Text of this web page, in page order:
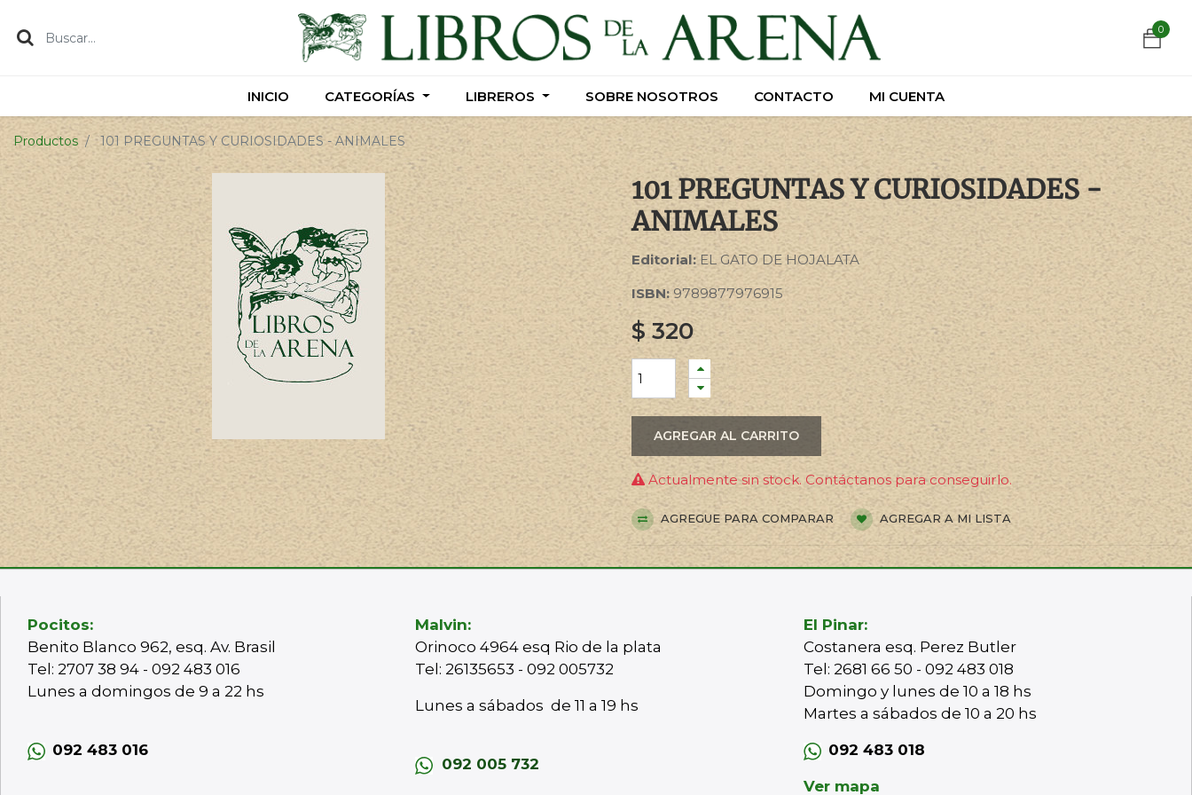
0
INICIO CATEGORÍAS LIBREROS SOBRE NOSOTROS CONTACTO MI CUENTA
0
INICIO CATEGORÍAS LIBREROS SOBRE NOSOTROS CONTACTO MI CUENTA
Productos 101 PREGUNTAS Y CURIOSIDADES - ANIMALES
101 PREGUNTAS Y CURIOSIDADES -
ANIMALES
Editorial: EL GATO DE HOJALATA
ISBN: 9789877976915
$320
AGREGAR AL CARRITO
Actualmente sin stock. Contáctanos para conseguirlo.
AGREGUE PARA COMPARAR AGREGAR A MI LISTA
Pocitos:
Benito Blanco 962, esq. Av. Brasil
Tel: 2707 38 94 - 092 483 016
Lunes a domingos de 9 a 22 hs
092 483 016
Malvin:
Orinoco 4964 esq Rio de la plata
Tel: 26135653 - 092 005732
Lunes a sábados de 11 a 19 hs
092 005 732
El Pinar:
Costanera esq. Perez Butler
Tel: 2681 66 50 - 092 483 018
Domingo y lunes de 10 a 18 hs
Martes a sábados de 10 a 20 hs
092 483 018
Ver mapa
https://wa.link/csnxsu